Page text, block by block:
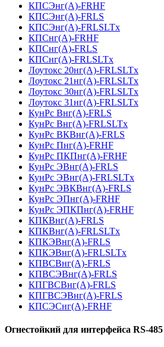
КПСЭнг(А)-FRHF
КПСЭнг(А)-FRLS
КПСЭнг(А)-FRLSLTx
КПСнг(А)-FRHF
КПСнг(А)-FRLS
КПСнг(А)-FRLSLTx
Лоутокс 20нг(А)-FRLSLTx
Лоутокс 21нг(А)-FRLSLTx
Лоутокс 30нг(А)-FRLSLTx
Лоутокс 31нг(А)-FRLSLTx
КунРс Внг(А)-FRLS
КунРс Внг(А)-FRLSLTx
КунРс ВКВнг(А)-FRLS
КунРс Пнг(А)-FRHF
КунРс ПКПнг(А)-FRHF
КунРс ЭВнг(А)-FRLS
КунРс ЭВнг(А)-FRLSLTx
КунРс ЭВКВнг(А)-FRLS
КунРс ЭПнг(А)-FRHF
КунРс ЭПКПнг(А)-FRHF
КПКВнг(А)-FRLS
КПКВнг(А)-FRLSLTx
КПКЭВнг(А)-FRLS
КПКЭВнг(А)-FRLSLTx
КПВСВнг(А)-FRLS
КПВСЭВнг(А)-FRLS
КПГВСВнг(А)-FRLS
КПГВСЭВнг(А)-FRLS
КПСЭСнг(А)-FRHF
Огнестойкий для интерфейса RS-485